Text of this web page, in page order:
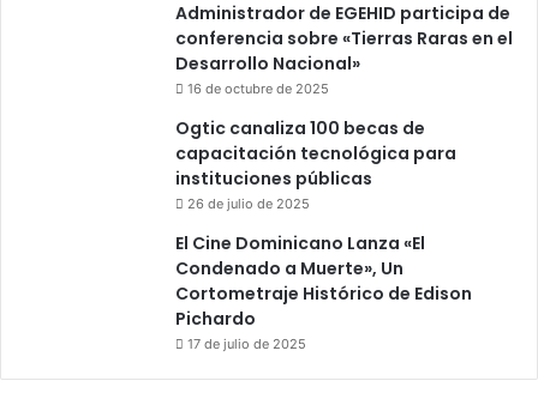
Administrador de EGEHID participa de
conferencia sobre «Tierras Raras en el
Desarrollo Nacional»
16 de octubre de 2025
Ogtic canaliza 100 becas de
capacitación tecnológica para
instituciones públicas
26 de julio de 2025
El Cine Dominicano Lanza «El
Condenado a Muerte», Un
Cortometraje Histórico de Edison
Pichardo
17 de julio de 2025